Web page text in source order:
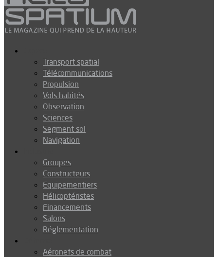
Transport spatial
Télécommunications
Propulsion
Vols habités
Observation
Sciences
Segment sol
Navigation
Groupes
Constructeurs
Equipementiers
Hélicoptéristes
Financements
Salons
Réglementation
Aéronefs de combat